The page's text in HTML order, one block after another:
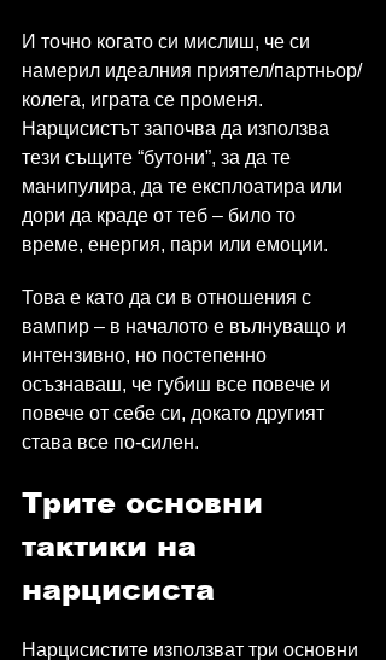
И точно когато си мислиш, че си
намерил идеалния приятел/партньор/
колега, играта се променя.
Нарцисистът започва да използва
тези същите “бутони”, за да те
манипулира, да те експлоатира или
дори да краде от теб – било то
време, енергия, пари или емоции.
Това е като да си в отношения с
вампир – в началото е вълнуващо и
интензивно, но постепенно
осъзнаваш, че губиш все повече и
повече от себе си, докато другият
става все по-силен.
Трите основни
тактики на
нарцисиста
Нарцисистите използват три основни